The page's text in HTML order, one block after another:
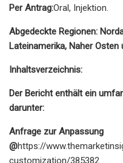
Per Antrag:Oral, Injektion.
Abgedeckte Regionen:
Lateinamerika, Naher Osten
Inhaltsverzeichnis:
Der Bericht enthält ein
darunter:
Anfrage zur Anpassung
@https://
customization/385382